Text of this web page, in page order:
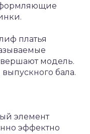
платья
модель.
бала.
элемент
эффектно